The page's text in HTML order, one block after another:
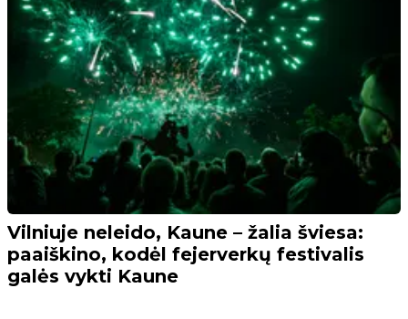
Vilniuje neleido, Kaune – žalia šviesa:
paaiškino, kodėl fejerverkų festivalis
galės vykti Kaune